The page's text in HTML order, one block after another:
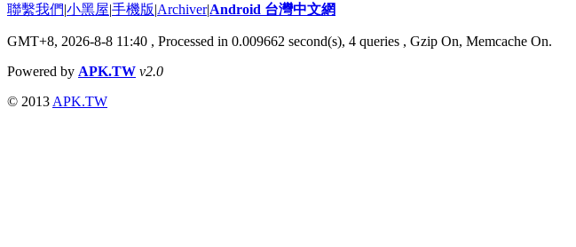
聯繫我們|小黑屋|手機版|Archiver|Android 台灣中文網
GMT+8, 2026-8-8 11:40 , Processed in 0.009662 second(s), 4 queries , Gzip On, Memcache On.
Powered by APK.TW v2.0
© 2013 APK.TW